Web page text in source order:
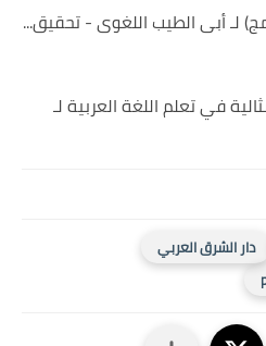
لـ أبى الطيب اللغوى - تحقيق...
في تعلم اللغة العربية لـ
دار الشرق العربي